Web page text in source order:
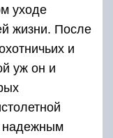
уходе
жизни. После
и
уж он и
надежным